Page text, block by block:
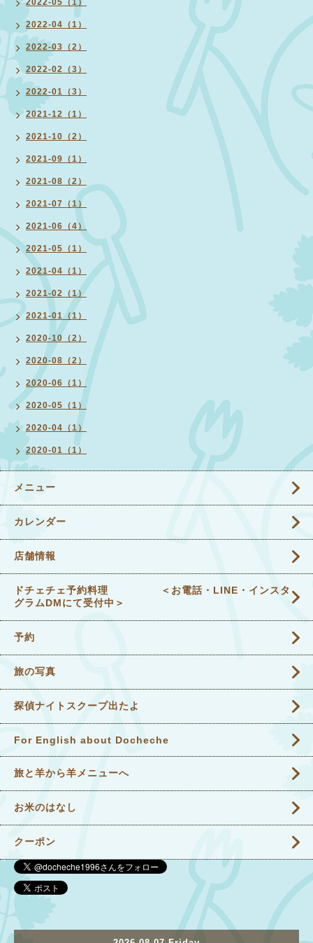
2022-05（1）
2022-04（1）
2022-03（2）
2022-02（3）
2022-01（3）
2021-12（1）
2021-10（2）
2021-09（1）
2021-08（2）
2021-07（1）
2021-06（4）
2021-05（1）
2021-04（1）
2021-02（1）
2021-01（1）
2020-10（2）
2020-08（2）
2020-06（1）
2020-05（1）
2020-04（1）
2020-01（1）
メニュー
カレンダー
店舗情報
ドチェチェ予約料理 ＜お電話・LINE・インスタ
グラムDMにて受付中＞
予約
旅の写真
探偵ナイトスクープ出たよ
For English about Docheche
旅と羊から羊メニューへ
お米のはなし
クーポン